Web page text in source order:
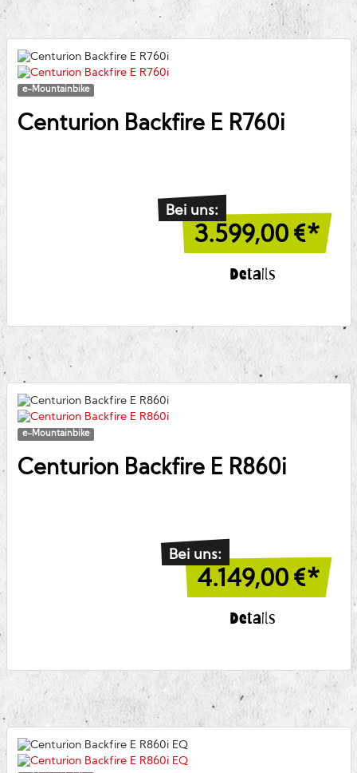
e-Mountainbike
CenturionBackfire E R760i
Bei uns:
3.599,00 €*
Details
e-Mountainbike
CenturionBackfire E R860i
Bei uns:
4.149,00 €*
Details